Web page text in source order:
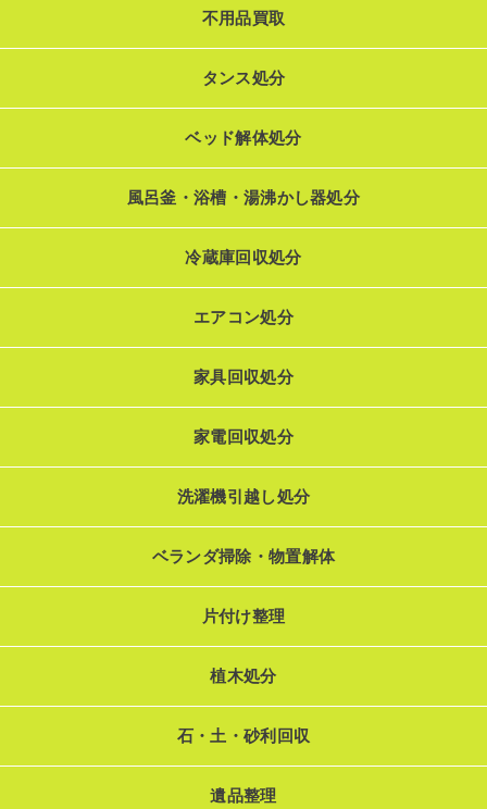
不用品買取
タンス処分
ベッド解体処分
風呂釜・浴槽・湯沸かし器処分
冷蔵庫回収処分
エアコン処分
家具回収処分
家電回収処分
洗濯機引越し処分
ベランダ掃除・物置解体
片付け整理
植木処分
石・土・砂利回収
遺品整理